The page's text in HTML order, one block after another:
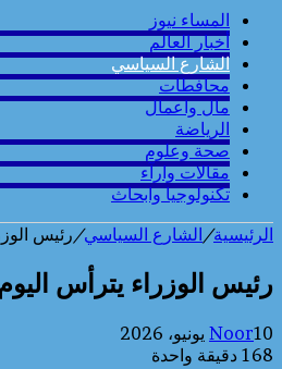
المساء نيوز
أخبار العالم
الشارع السياسي
محافطات
مال واعمال
الرياضة
صحة وعلوم
مقالات وارآء
تكنولوجيا وابحاث
الرئيسية/الشارع السياسي/رئيس
رئيس الوزراء يترأس
Noor10 يونيو، 2026
168 دقيقة واحدة